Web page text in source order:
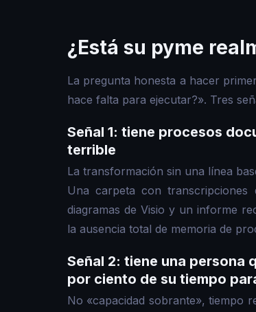
¿Está su pyme
La pregunta honesta a hacer
hace falta para ejecutar?». Tres
Señal 1: tiene procesos
terrible
La transformación sin una línea
Una carpeta con
diagramas de Visio y un informe
la ausencia total de memoria de
Señal 2: tiene una persona
por ciento de su tiempo
No «capacidad sobrante», tiempo